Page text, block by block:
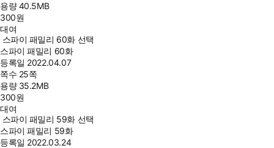
용량40.5MB
300원
대여
스파이 패밀리 60화 선택
스파이 패밀리 60화
등록일 2022.04.07
쪽수 25쪽
용량 35.2MB
300원
대여
스파이 패밀리 59화 선택
스파이 패밀리 59화
등록일 2022.03.24